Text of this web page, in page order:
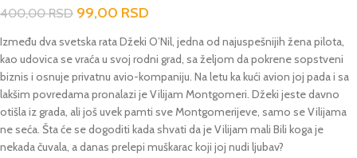
400,00RSD 99,00 RSD
Između dva svetska rata Džeki O’Nil, jedna od najuspešnijih žena pilota,
kao udovica se vraća u svoj rodni grad, sa željom da pokrene sopstveni
biznis i osnuje privatnu avio-kompaniju. Na letu ka kući avion joj pada i sa
lakšim povredama pronalazi je Vilijam Montgomeri. Džeki jeste davno
otišla iz grada, ali još uvek pamti sve Montgomerijeve, samo se Vilijama
ne seća. Šta će se dogoditi kada shvati da je Vilijam mali Bili koga je
nekada čuvala, a danas prelepi muškarac koji joj nudi ljubav?